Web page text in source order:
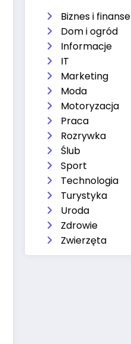
Biznes i finanse
Dom i ogród
Informacje
IT
Marketing
Moda
Motoryzacja
Praca
Rozrywka
Ślub
Sport
Technologia
Turystyka
Uroda
Zdrowie
Zwierzęta